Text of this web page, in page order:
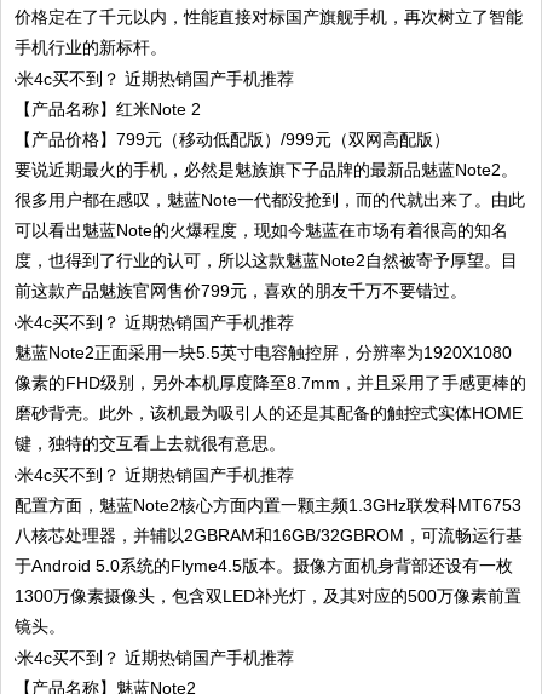
价格定在了千元以内，性能直接对标国产旗舰手机，再次树立了智能
手机行业的新标杆。
【产品名称】红米Note 2
【产品价格】799元（移动低配版）/999元（双网高配版）
要说近期最火的手机，必然是魅族旗下子品牌的最新品魅蓝Note2。
很多用户都在感叹，魅蓝Note一代都没抢到，而的代就出来了。由此
可以看出魅蓝Note的火爆程度，现如今魅蓝在市场有着很高的知名
度，也得到了行业的认可，所以这款魅蓝Note2自然被寄予厚望。目
前这款产品魅族官网售价799元，喜欢的朋友千万不要错过。
魅蓝Note2正面采用一块5.5英寸电容触控屏，分辨率为1920X1080
像素的FHD级别，另外本机厚度降至8.7mm，并且采用了手感更棒的
磨砂背壳。此外，该机最为吸引人的还是其配备的触控式实体HOME
键，独特的交互看上去就很有意思。
配置方面，魅蓝Note2核心方面内置一颗主频1.3GHz联发科MT6753
八核芯处理器，并辅以2GBRAM和16GB/32GBROM，可流畅运行基
于Android 5.0系统的Flyme4.5版本。摄像方面机身背部还设有一枚
1300万像素摄像头，包含双LED补光灯，及其对应的500万像素前置
镜头。
【产品名称】魅蓝Note2